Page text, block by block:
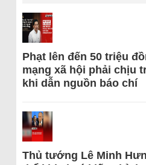
Phạt lên đến 50 triệu
mạng xã hội phải chịu
khi dẫn nguồn báo chí
Thủ tướng Lê Minh